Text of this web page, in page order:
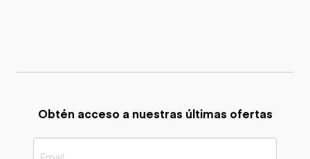
Obtén acceso a nuestras últimas ofertas